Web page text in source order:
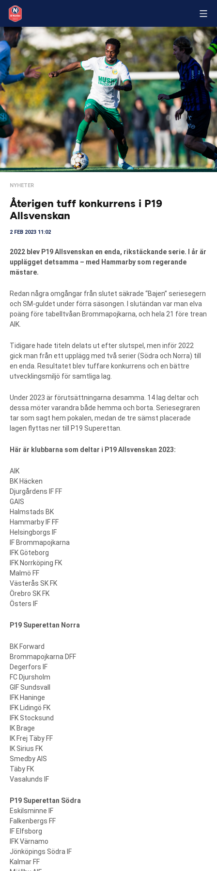
NYHETER
Återigen tuff konkurrens i P19
Allsvenskan
2 FEB 2023 11:02
2022 blev P19 Allsvenskan en enda, rikstäckande serie. I år är
upplägget detsamma – med Hammarby som regerande
mästare.
Redan några omgångar från slutet säkrade “Bajen” seriesegern
och SM-guldet under förra säsongen. I slutändan var man elva
poäng före tabelltvåan Brommapojkarna, och hela 21 före trean
AIK.
Tidigare hade titeln delats ut efter slutspel, men inför 2022
gick man från ett upplägg med två serier (Södra och Norra) till
en enda. Resultatet blev tuffare konkurrens och en bättre
utvecklingsmiljö för samtliga lag.
Under 2023 är förutsättningarna desamma. 14 lag deltar och
dessa möter varandra både hemma och borta. Seriesegraren
tar som sagt hem pokalen, medan de tre sämst placerade
lagen flyttas ner till P19 Superettan.
Här är klubbarna som deltar i P19 Allsvenskan 2023:
AIK
BK Häcken
Djurgårdens IF FF
GAIS
Halmstads BK
Hammarby IF FF
Helsingborgs IF
IF Brommapojkarna
IFK Göteborg
IFK Norrköping FK
Malmö FF
Västerås SK FK
Örebro SK FK
Östers IF
P19 Superettan Norra
BK Forward
Brommapojkarna DFF
Degerfors IF
FC Djursholm
GIF Sundsvall
IFK Haninge
IFK Lidingö FK
IFK Stocksund
IK Brage
IK Frej Täby FF
IK Sirius FK
Smedby AIS
Täby FK
Vasalunds IF
P19 Superettan Södra
Eskilsminne IF
Falkenbergs FF
IF Elfsborg
IFK Värnamo
Jönköpings Södra IF
Kalmar FF